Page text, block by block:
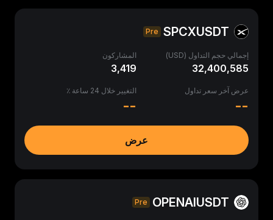
SPCXUSDT
Pre
إجمالي حجم التداول (USD)
32,400,585
المشاركون
3,419
عرض آخر سعر تداول
--
التغيير خلال 24 ساعة ٪
--
عرض
OPENAIUSDT
Pre